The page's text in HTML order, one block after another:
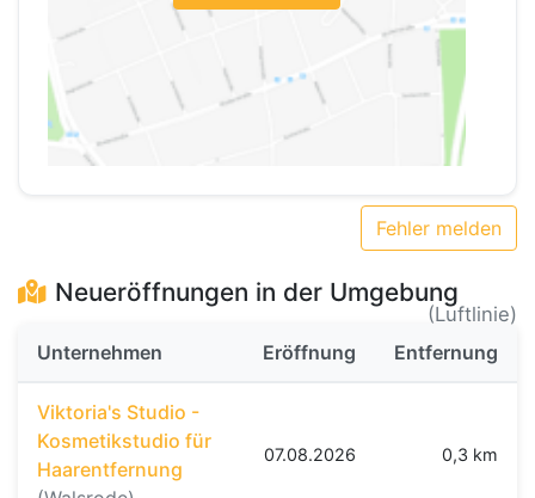
Fehler melden
Neueröffnungen in der Umgebung
(Luftlinie)
Unternehmen
Eröffnung Entfernung
Viktoria's Studio -
Kosmetikstudio für
Haarentfernung
07.08.2026 0,3 km